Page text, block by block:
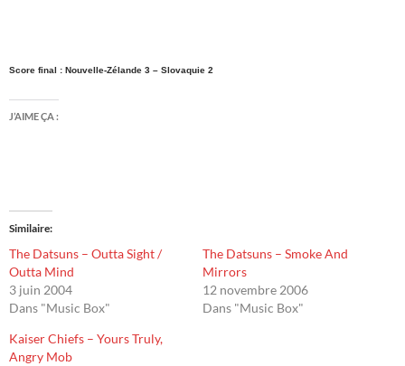
Score final : Nouvelle-Zélande 3 – Slovaquie 2
J’AIME ÇA :
Similaire
The Datsuns – Outta Sight /
Outta Mind
3 juin 2004
Dans "Music Box"
The Datsuns – Smoke And
Mirrors
12 novembre 2006
Dans "Music Box"
Kaiser Chiefs – Yours Truly,
Angry Mob